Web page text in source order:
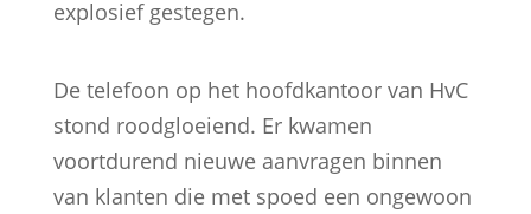
explosief gestegen.
De telefoon op het hoofdkantoor van HvC
stond roodgloeiend. Er kwamen
voortdurend nieuwe aanvragen binnen
van klanten die met spoed een ongewoon